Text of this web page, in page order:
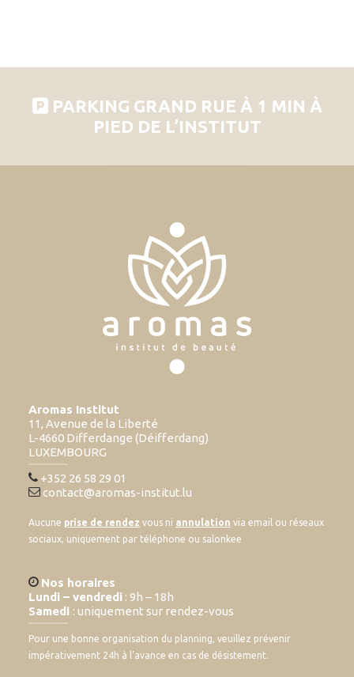
PARKING GRAND RUE À 1 MIN À
PIED DE L’INSTITUT
Aromas Institut
11, Avenue de la Liberté
L-4660 Differdange (Déifferdang)
LUXEMBOURG
+352 26 58 29 01
contact@aromas-institut.lu
Aucune prise de rendez vous ni annulation via email ou réseaux
sociaux, uniquement par téléphone ou salonkee
Nos horaires
Lundi – vendredi : 9h – 18h
Samedi : uniquement sur rendez-vous
Pour une bonne organisation du planning, veuillez prévenir
impérativement 24h à l’avance en cas de désistement.